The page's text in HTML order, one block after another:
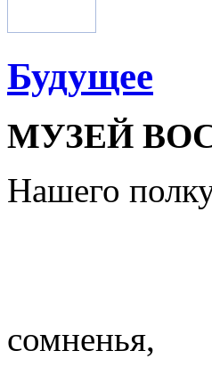
Будущее
МУЗЕЙ
Нашего
сомненья,